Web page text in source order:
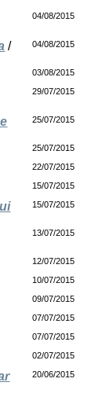
04/08/2015
/
04/08/2015
03/08/2015
29/07/2015
25/07/2015
25/07/2015
22/07/2015
15/07/2015
15/07/2015
13/07/2015
12/07/2015
10/07/2015
09/07/2015
07/07/2015
07/07/2015
02/07/2015
20/06/2015